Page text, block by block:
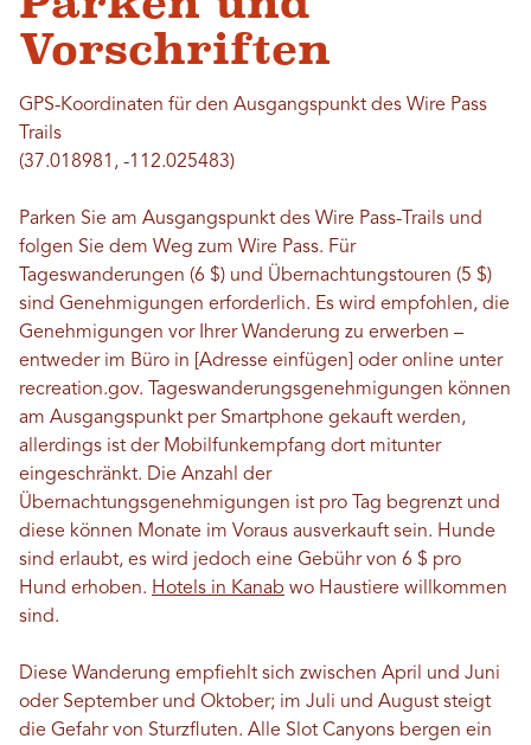
Vorschriften
GPS-Koordinaten für den Ausgangspunkt des Wire Pass
Trails
(37.018981, -112.025483)
Parken Sie am Ausgangspunkt des Wire Pass-Trails und
folgen Sie dem Weg zum Wire Pass. Für
Tageswanderungen (6 $) und Übernachtungstouren (5 $)
sind Genehmigungen erforderlich. Es wird empfohlen, die
Genehmigungen vor Ihrer Wanderung zu erwerben –
entweder im Büro in [Adresse einfügen] oder online unter
recreation.gov. Tageswanderungsgenehmigungen können
am Ausgangspunkt per Smartphone gekauft werden,
allerdings ist der Mobilfunkempfang dort mitunter
eingeschränkt. Die Anzahl der
Übernachtungsgenehmigungen ist pro Tag begrenzt und
diese können Monate im Voraus ausverkauft sein. Hunde
sind erlaubt, es wird jedoch eine Gebühr von 6 $ pro
Hund erhoben. Hotels in Kanab wo Haustiere willkommen
sind.
Diese Wanderung empfiehlt sich zwischen April und Juni
oder September und Oktober; im Juli und August steigt
die Gefahr von Sturzfluten. Alle Slot Canyons bergen ein